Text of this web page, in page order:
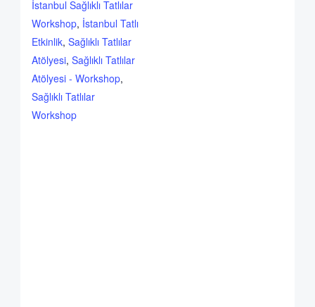
İstanbul Sağlıklı Tatlılar
Workshop, İstanbul Tatlı
Etkinlik, Sağlıklı Tatlılar
Atölyesi, Sağlıklı Tatlılar
Atölyesi - Workshop,
Sağlıklı Tatlılar
Workshop